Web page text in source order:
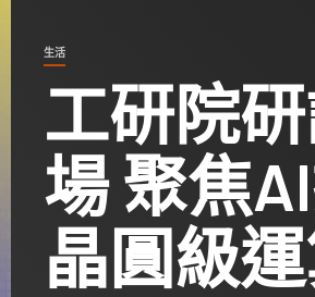
生活
工研院
場 聚焦
晶圓級